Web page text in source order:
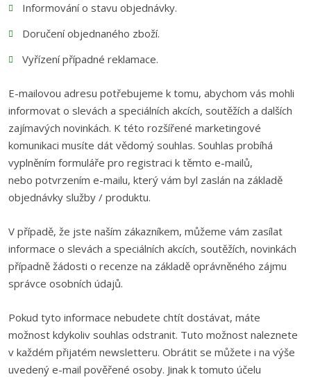
Informování o stavu objednávky.
Doručení objednaného zboží.
Vyřízení případné reklamace.
E-mailovou adresu potřebujeme k tomu, abychom vás mohli
informovat o slevách a speciálních akcích, soutěžích a dalších
zajímavých novinkách. K této rozšířené marketingové
komunikaci musíte dát vědomý souhlas. Souhlas probíhá
vyplněním formuláře pro registraci k těmto e-mailů,
nebo potvrzením e-mailu, který vám byl zaslán na základě
objednávky služby / produktu.
V případě, že jste naším zákazníkem, můžeme vám zasílat
informace o slevách a speciálních akcích, soutěžích, novinkách
případně žádosti o recenze na základě oprávněného zájmu
správce osobních údajů.
Pokud tyto informace nebudete chtít dostávat, máte
možnost kdykoliv souhlas odstranit. Tuto možnost naleznete
v každém přijatém newsletteru. Obrátit se můžete i na výše
uvedený e-mail pověřené osoby. Jinak k tomuto účelu